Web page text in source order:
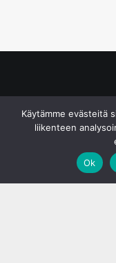
Käytämme evästeitä
liikenteen
Ok